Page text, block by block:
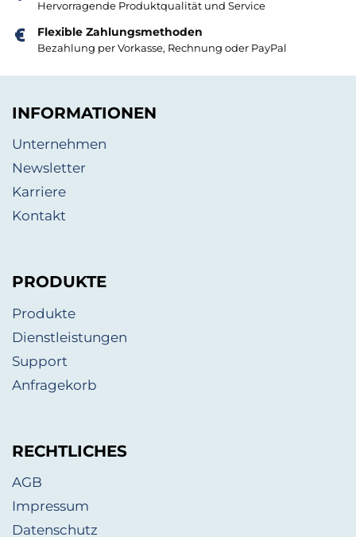
Hervorragende Produktqualität und Service
Flexible Zahlungsmethoden
Bezahlung per Vorkasse, Rechnung oder PayPal
INFORMATIONEN
Unternehmen
Newsletter
Karriere
Kontakt
PRODUKTE
Produkte
Dienstleistungen
Support
Anfragekorb
RECHTLICHES
AGB
Impressum
Datenschutz